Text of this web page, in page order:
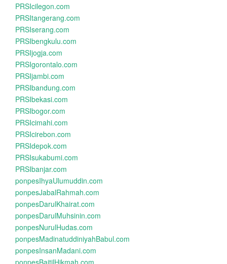
PRSIcilegon.com
PRSItangerang.com
PRSIserang.com
PRSIbengkulu.com
PRSIjogja.com
PRSIgorontalo.com
PRSIjambi.com
PRSIbandung.com
PRSIbekasi.com
PRSIbogor.com
PRSIcimahi.com
PRSIcirebon.com
PRSIdepok.com
PRSIsukabumi.com
PRSIbanjar.com
ponpesIhyaUlumuddin.com
ponpesJabalRahmah.com
ponpesDarulKhairat.com
ponpesDarulMuhsinin.com
ponpesNurulHudas.com
ponpesMadinatuddiniyahBabul.com
ponpesInsanMadani.com
ponpesBaitilHikmah.com